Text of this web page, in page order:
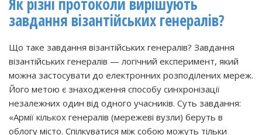
завдання візантійських генералів?
Що таке завдання візантійських генералів? Завдання
візантійських генералів — логічний експеримент, який
можна застосувати до електронних розподілених мереж.
Його метою є знаходження способу синхронізації
незалежних один від одного учасників. Суть завдання:
«Армії кількох генералів (мережеві вузли) беруть в
облогу місто. Спілкуватися між собою можуть тільки